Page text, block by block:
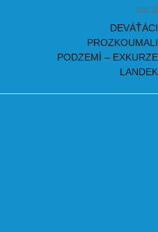
DALŠÍ
DEVÁŤÁCI
PROZKOUMALI
PODZEMÍ – EXKURZE
LANDEK